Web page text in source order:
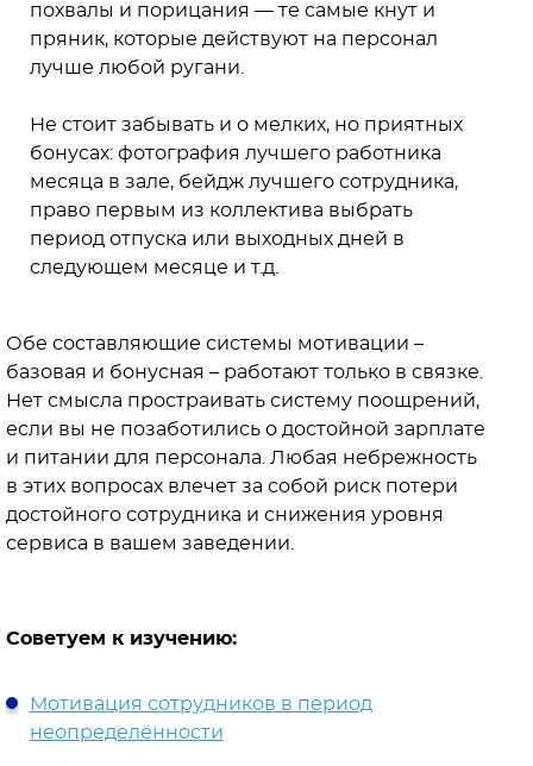
похвалы и порицания — те самые кнут и
пряник, которые действуют на персонал
лучше любой ругани.
Не стоит забывать и о мелких, но приятных
бонусах: фотография лучшего работника
месяца в зале, бейдж лучшего сотрудника,
право первым из коллектива выбрать
период отпуска или выходных дней в
следующем месяце и т.д.
Обе составляющие системы мотивации –
базовая и бонусная – работают только в связке.
Нет смысла простраивать систему поощрений,
если вы не позаботились о достойной зарплате
и питании для персонала. Любая небрежность
в этих вопросах влечет за собой риск потери
достойного сотрудника и снижения уровня
сервиса в вашем заведении.
Советуем к изучению:
Мотивация сотрудников в период
неопределённости